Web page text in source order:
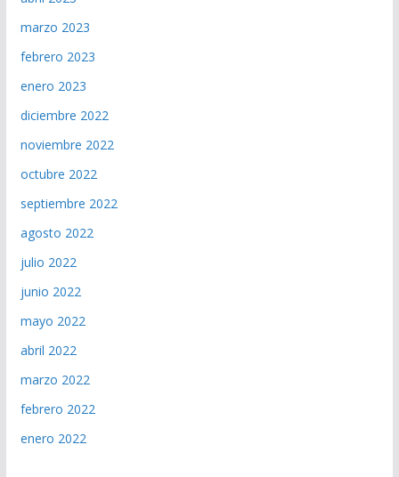
marzo 2023
febrero 2023
enero 2023
diciembre 2022
noviembre 2022
octubre 2022
septiembre 2022
agosto 2022
julio 2022
junio 2022
mayo 2022
abril 2022
marzo 2022
febrero 2022
enero 2022